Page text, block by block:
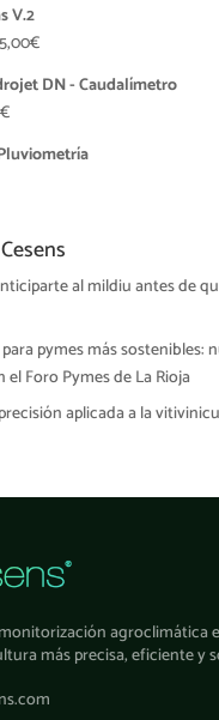
V.2
€Rango
precios:
1.075,00€
DN - Caudalímetro
€Rango
precios:
hasta
129,00€ al mildiu antes de
pymes más sostenibles:
Foro Pymes de La Rioja
aplicada a la
agroclimática
más precisa, eficiente y